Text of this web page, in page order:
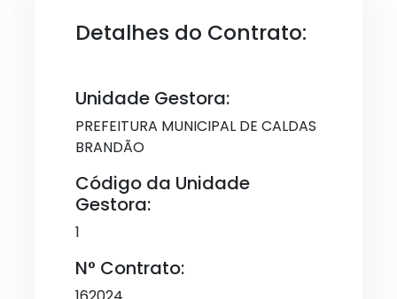
Detalhes do Contrato:
Unidade Gestora:
PREFEITURA MUNICIPAL DE CALDAS
BRANDÃO
Código da Unidade
Gestora:
1
N° Contrato: